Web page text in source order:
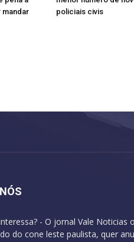
mandar
policiais civis
- O jornal Vale Noticias
do cone leste paulista, quer